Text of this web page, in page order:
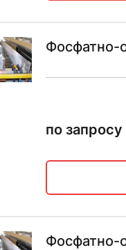
Фосфатно-
по запросу
Фосфатно-